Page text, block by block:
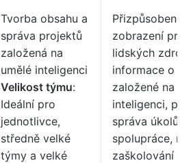
Tvorba obsahu a
správa projektů
založená na
umělé inteligenci
Velikost týmu:
Ideální pro
jednotlivce,
středně velké
týmy a velké
Přizpůsobené
zobrazení pro
lidských
informace o
založené na
inteligenci,
správa úkolů a
spolupráce,
zaškolování a